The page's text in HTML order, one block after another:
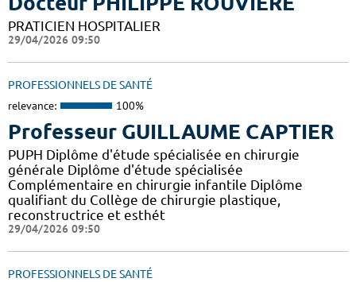
PRATICIEN HOSPITALIER
29/04/2026 09:50
PROFESSIONNELS DE SANTÉ
relevance: 100%
Professeur GUILLAUME CAPTIER
PUPH Diplôme d'étude spécialisée en chirurgie
générale Diplôme d'étude spécialisée
Complémentaire en chirurgie infantile Diplôme
qualifiant du Collège de chirurgie plastique,
reconstructrice et esthét
29/04/2026 09:50
PROFESSIONNELS DE SANTÉ